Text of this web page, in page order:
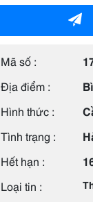
Mã số :
Địa điểm :
Hình thức :
Tình trạng :
Hết hạn :
Loại tin :